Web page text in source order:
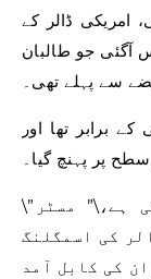
امریکی ڈالر کے
آگئی جو طالبان
سے پہلے تھی۔
امریکی ڈالر 80.8 افغانی کے برابر تھا اور
\”کابل میں آج ڈالر کا ریٹ 90.15 افغانی ہے،\” مسٹر
کی اسمگلنگ
کی کابل آمد